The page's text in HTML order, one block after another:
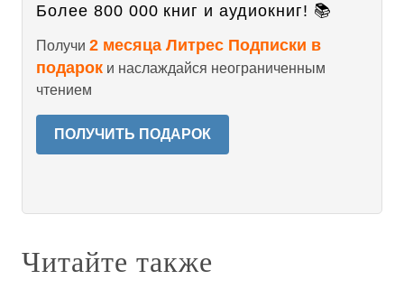
Более 800 000 книг и аудиокниг! 📚
Получи 2 месяца Литрес Подписки в
подарок и наслаждайся неограниченным
чтением
ПОЛУЧИТЬ ПОДАРОК
Читайте также